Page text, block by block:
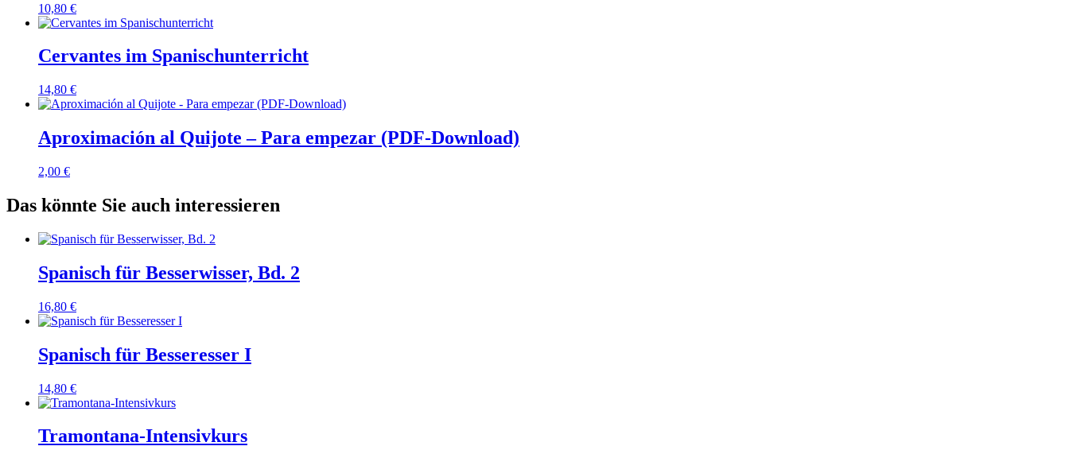
10,80 €
Cervantes im Spanischunterricht
14,80 €
Aproximación al Quijote – Para empezar (PDF-Download)
2,00 €
Das könnte Sie auch interessieren
Spanisch für Besserwisser, Bd. 2
16,80 €
Spanisch für Besseresser I
14,80 €
Tramontana-Intensivkurs